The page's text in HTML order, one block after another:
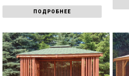
ПОДРОБНЕЕ